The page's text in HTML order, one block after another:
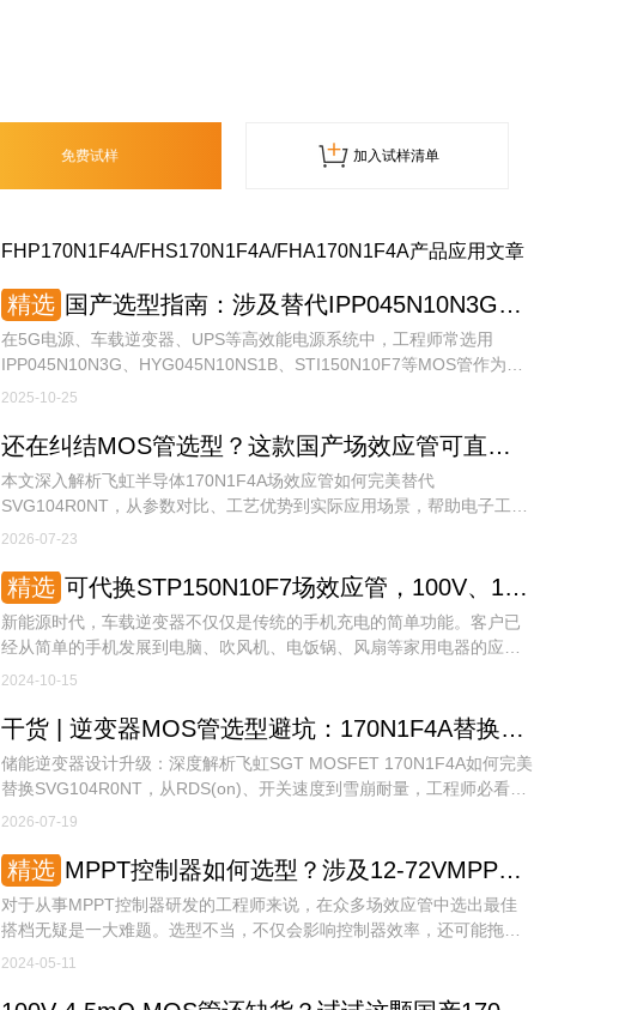
免费试样 加入试样清单
FHP170N1F4A/FHS170N1F4A/FHA170N1F4A产品应用文章
精选 国产选型指南：涉及替代IPP045N10N3G、STI150N10F7等多型号场效应管推荐！
在5G电源、车载逆变器、UPS等高效能电源系统中，工程师常选用
IPP045N10N3G、HYG045N10NS1B、STI150N10F7等MOS管作为功
率开关器件。
2025-10-25
还在纠结MOS管选型？这款国产场效应管可直接替换SVG104R0NT，参数更优
本文深入解析飞虹半导体170N1F4A场效应管如何完美替代
SVG104R0NT，从参数对比、工艺优势到实际应用场景，帮助电子工程
师和采购人员快速完成选型，降低供应链风险，提升产品竞争力。
2026-07-23
精选 可代换STP150N10F7场效应管，100V、172A参数才能让车载逆变器更安全。
新能源时代，车载逆变器不仅仅是传统的手机充电的简单功能。客户已
经从简单的手机发展到电脑、吹风机、电饭锅、风扇等家用电器的应用
需求。对于车载逆变器的功能多样化，厂家也必须要选择更好的国产场
2024-10-15
干货 | 逆变器MOS管选型避坑：170N1F4A替换SVG104R0NT，参数碾压还降本
储能逆变器设计升级：深度解析飞虹SGT MOSFET 170N1F4A如何完美
替换SVG104R0NT，从RDS(on)、开关速度到雪崩耐量，工程师必看的
选型对比指南。
2026-07-19
精选 MPPT控制器如何选型？涉及12-72VMPPT场效应管大全！
对于从事MPPT控制器研发的工程师来说，在众多场效应管中选出最佳
搭档无疑是一大难题。选型不当，不仅会影响控制器效率，还可能拖累
整个项目进度。面对成千上万的选择，如何才能选出最佳型号？本文将
伏系统的大脑，MPPT控制器能够实时侦测太阳能板的发电电压，追踪
2024-05-11